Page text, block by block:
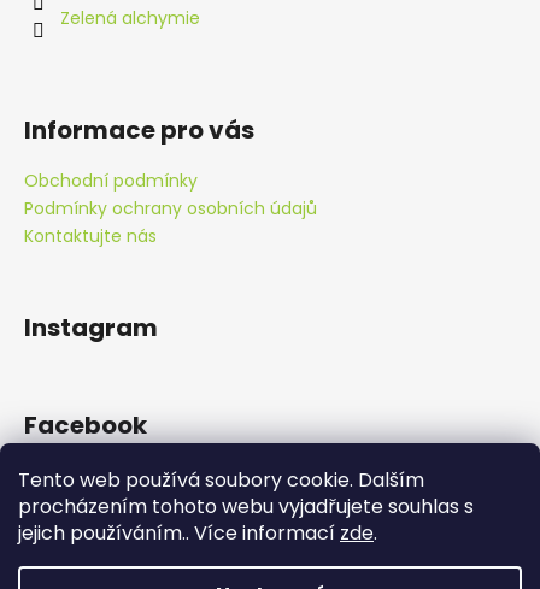
Tento web používá soubory cookie. Dalším
procházením tohoto webu vyjadřujete souhlas s
jejich používáním.. Více informací zde.
Zelená alchymie
Informace pro vás
Obchodní podmínky
Podmínky ochrany osobních údajů
Kontaktujte nás
Instagram
Facebook
Doprava zdarma od 890 Kč!